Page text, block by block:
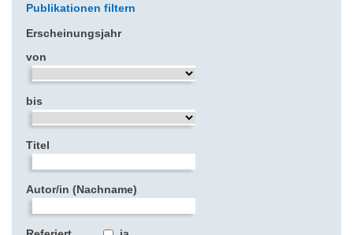
Publikationen filtern
Erscheinungsjahr
von
bis
Titel
Autor/in (Nachname)